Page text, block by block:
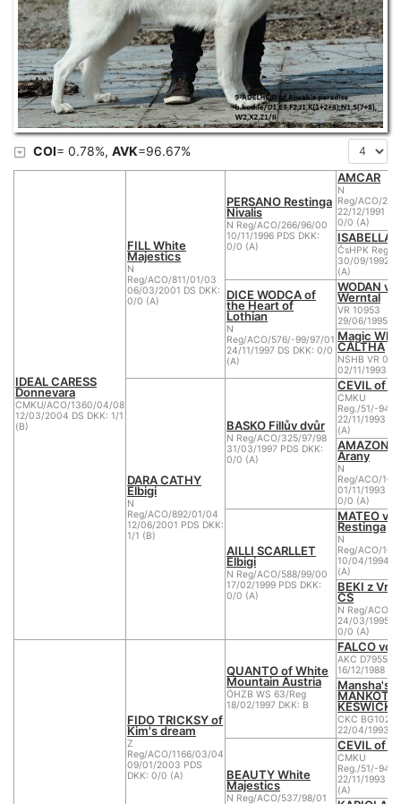
COI= 0.78%, AVK=96.67%
IDEAL CARESS
Donnevara
CMKU/ACO/1360/04/08
12/03/2004 DS DKK: 1/1
(B)
FILL White
Majestics
N
Reg/ACO/811/01/03
06/03/2001 DS DKK:
0/0 (A)
PERSANO Restinga
Nivalis
N Reg/ACO/266/96/00
10/11/1996 PDS DKK:
0/0 (A)
AMCAR
N
Reg/ACO/
22/12/1991
0/0 (A)
ISABELLA
ČsHPK Reg/
30/09/1992
(A)
DICE WODCA of
the Heart of
Lothian
N
Reg/ACO/576/-99/97/01
24/11/1997 DS DKK: 0/0
(A)
WODAN
Werntal
VR 10953
29/06/1995
Magic
CALTHA
NSHB VR
02/11/1993
DARA CATHY
Elbigi
N
Reg/ACO/892/01/04
12/06/2001 PDS DKK:
1/1 (B)
BASKO Fillův dvůr
N Reg/ACO/325/97/98
31/03/1997 PDS DKK:
0/0 (A)
CEVIL of
CMKU
Reg./51/-94/
22/11/1993
(A)
AMAZON
Arany
N
Reg/ACO/
01/11/1993
0/0 (A)
AILLI SCARLLET
Elbigi
N Reg/ACO/588/99/00
17/02/1999 PDS DKK:
0/0 (A)
MATEO
Restinga
N
Reg/ACO/
10/04/1994
(A)
BEKI z
CS
N Reg/ACO/
24/03/1995
0/0 (A)
FIDO TRICKSY of
Kim's dream
Z
Reg/ACO/1166/03/04
09/01/2003 PDS
DKK: 0/0 (A)
QUANTO of White
Mountain Austria
ÖHZB WS 63/Reg
18/02/1997 DKK: B
FALCO
AKC D795566
16/12/1988
Mansha's
MANKOTA
KESWICK
CKC
22/04/1993
BEAUTY White
Majestics
N Reg/ACO/537/98/01
CEVIL of
CMKU
Reg./51/-94/
22/11/1993
(A)